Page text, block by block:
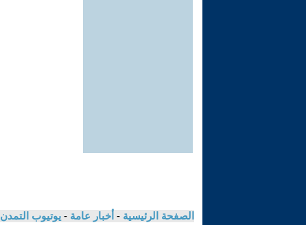
الصفحة الرئيسية - أخبار عامة - يوتيوب التمدن